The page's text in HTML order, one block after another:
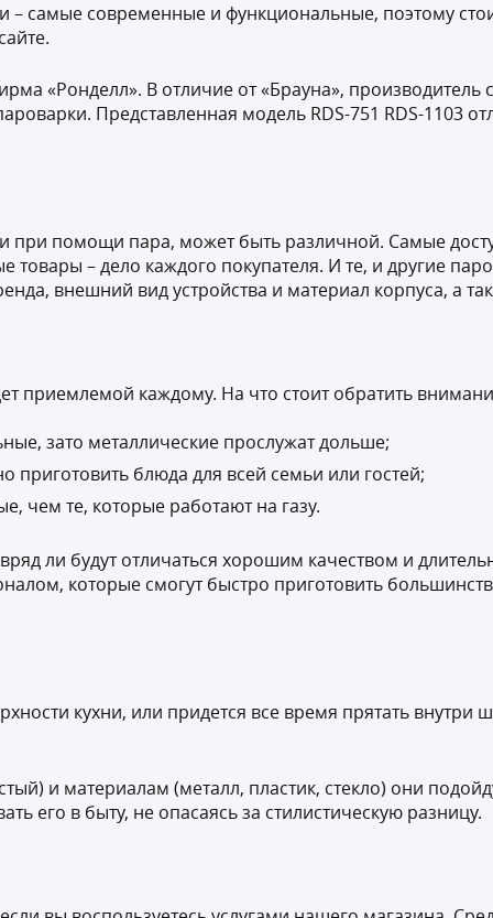
самые современные и функциональные, поэтому
«Ронделл». В отличие от «Брауна», производитель
Представленная модель RDS-751 RDS-1103
при помощи пара, может быть различной. Самые
– дело каждого покупателя. И те, и другие
внешний вид устройства и материал корпуса, а
приемлемой каждому. На что стоит обратить
зато металлические прослужат дольше;
блюда для всей семьи или гостей;
чем те, которые работают на газу.
ли будут отличаться хорошим качеством и
которые смогут быстро приготовить
кухни, или придется все время прятать внутри
и материалам (металл, пластик, стекло) они
его в быту, не опасаясь за стилистическую разницу.